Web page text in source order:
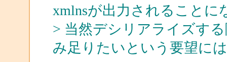
xmlnsが出力されることに
> 当然デシリアライズす
み足りたいという要望に